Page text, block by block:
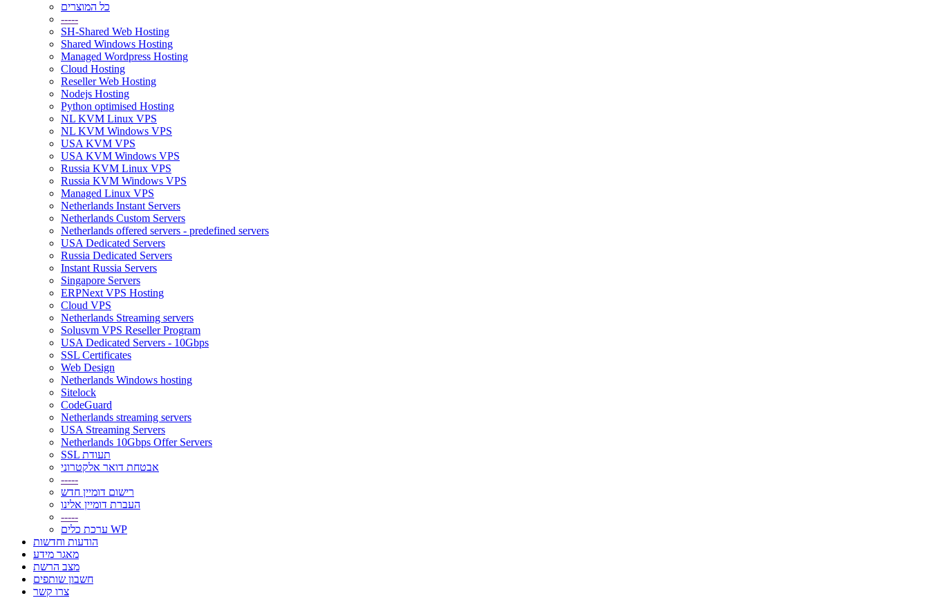
כל המוצרים
-----
SH-Shared Web Hosting
Shared Windows Hosting
Managed Wordpress Hosting
Cloud Hosting
Reseller Web Hosting
Nodejs Hosting
Python optimised Hosting
NL KVM Linux VPS
NL KVM Windows VPS
USA KVM VPS
USA KVM Windows VPS
Russia KVM Linux VPS
Russia KVM Windows VPS
Managed Linux VPS
Netherlands Instant Servers
Netherlands Custom Servers
Netherlands offered servers - predefined servers
USA Dedicated Servers
Russia Dedicated Servers
Instant Russia Servers
Singapore Servers
ERPNext VPS Hosting
Cloud VPS
Netherlands Streaming servers
Solusvm VPS Reseller Program
USA Dedicated Servers - 10Gbps
SSL Certificates
Web Design
Netherlands Windows hosting
Sitelock
CodeGuard
Netherlands streaming servers
USA Streaming Servers
Netherlands 10Gbps Offer Servers
SSL תעודת
אבטחת דואר אלקטרוני
-----
רישום דומיין חדש
העברת דומיין אלינו
-----
ערכת כלים WP
הודעות וחדשות
מאגר מידע
מצב הרשת
חשבון שותפים
צרו קשר